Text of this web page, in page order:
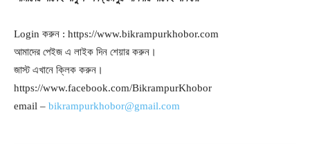
Login করুন : https://www.bikrampurkhobor.com
আমাদের পেইজ এ লাইক দিন শেয়ার করুন।
জাস্ট এখানে ক্লিক করুন।
https://www.facebook.com/BikrampurKhobor
email – bikrampurkhobor@gmail.com